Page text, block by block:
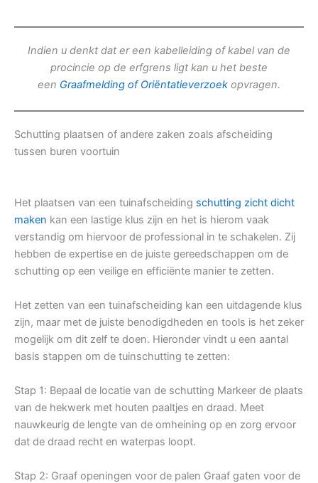
Indien u denkt dat er een kabelleiding of kabel van de
procincie op de erfgrens ligt kan u het beste
een Graafmelding of Oriëntatieverzoek opvragen.
Schutting plaatsen of andere zaken zoals afscheiding
tussen buren voortuin
Het plaatsen van een tuinafscheiding schutting zicht dicht
maken kan een lastige klus zijn en het is hierom vaak
verstandig om hiervoor de professional in te schakelen. Zij
hebben de expertise en de juiste gereedschappen om de
schutting op een veilige en efficiënte manier te zetten.
Het zetten van een tuinafscheiding kan een uitdagende klus
zijn, maar met de juiste benodigdheden en tools is het zeker
mogelijk om dit zelf te doen. Hieronder vindt u een aantal
basis stappen om de tuinschutting te zetten:
Stap 1: Bepaal de locatie van de schutting Markeer de plaats
van de hekwerk met houten paaltjes en draad. Meet
nauwkeurig de lengte van de omheining op en zorg ervoor
dat de draad recht en waterpas loopt.
Stap 2: Graaf openingen voor de palen Graaf gaten voor de